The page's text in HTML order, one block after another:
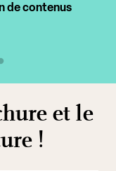
et le
!